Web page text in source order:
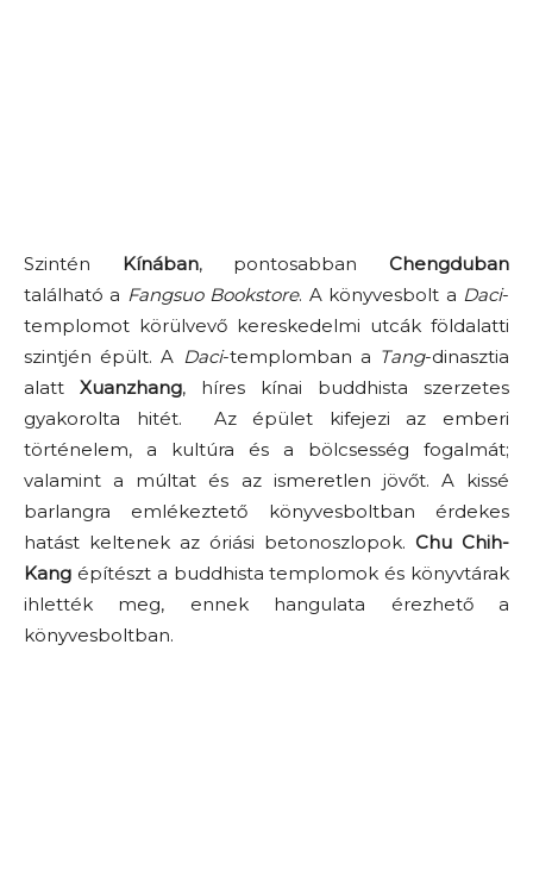
Szintén Kínában, pontosabban Chengduban
található a Fangsuo Bookstore. A könyvesbolt a Daci-
templomot körülvevő kereskedelmi utcák földalatti
szintjén épült. A Daci-templomban a Tang-dinasztia
alatt Xuanzhang, híres kínai buddhista szerzetes
gyakorolta hitét. Az épület kifejezi az emberi
történelem, a kultúra és a bölcsesség fogalmát;
valamint a múltat ​​és az ismeretlen jövőt. A kissé
barlangra emlékeztető könyvesboltban érdekes
hatást keltenek az óriási betonoszlopok. Chu Chih-
Kang építészt a buddhista templomok és könyvtárak
ihlették meg, ennek hangulata érezhető a
könyvesboltban.